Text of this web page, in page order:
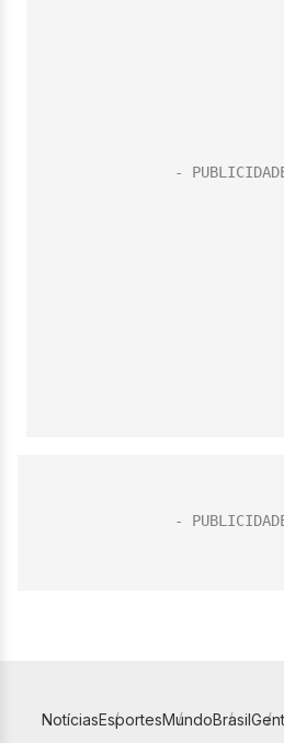
NotíciasEsportesMundoBrasil